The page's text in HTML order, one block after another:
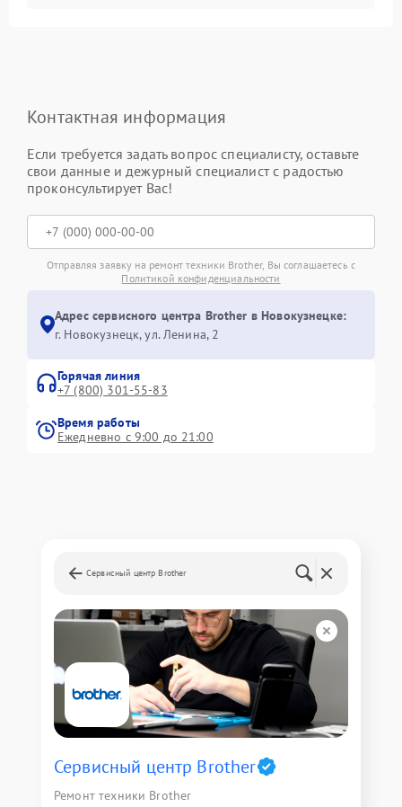
Контактная информация
Если требуется задать вопрос специалисту, оставьте
свои данные и дежурный специалист с радостью
проконсультирует Вас!
Отправляя заявку на ремонт техники Brother, Вы соглашаетесь с
Политикой конфиденциальности
Адрес сервисного центра Brother в Новокузнецке:
г. Новокузнецк, ул. Ленина, 2
Горячая линия
+7 (800) 301-55-83
Время работы
Ежедневно с 9:00 до 21:00
Сервисный центр Brother
Сервисный центр Brother
Ремонт техники Brother